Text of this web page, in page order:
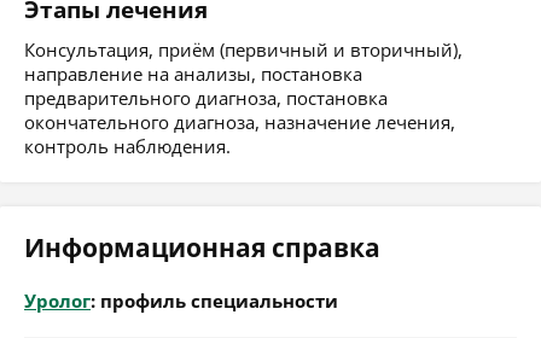
Этапы лечения
Консультация, приём (первичный и вторичный),
направление на анализы, постановка
предварительного диагноза, постановка
окончательного диагноза, назначение лечения,
контроль наблюдения.
Информационная справка
Уролог: профиль специальности